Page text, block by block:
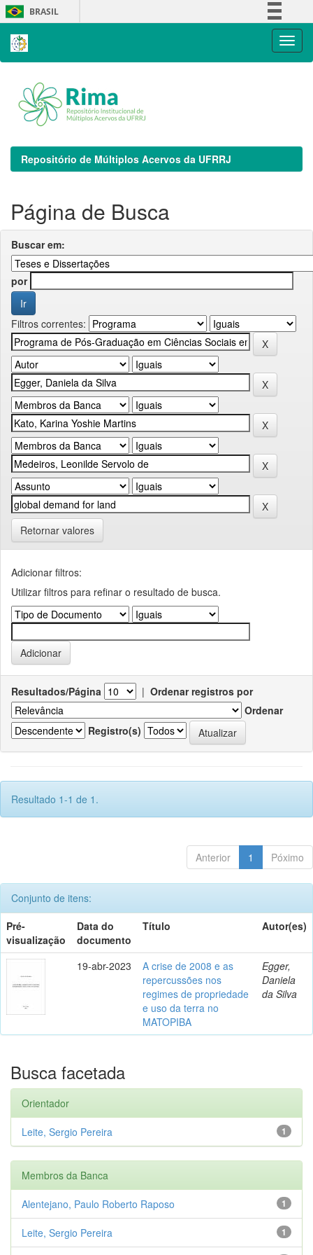
Skip
navigation
BRASIL
Repositório de Múltiplos Acervos da UFRRJ
Página de Busca
Buscar em:
por
Filtros correntes:
Retornar valores
Adicionar filtros:
Utilizar filtros para refinar o resultado de busca.
Resultados/Página | Ordenar registros por
Ordenar
Registro(s)
Resultado 1-1 de 1.
Anterior 1 Póximo
Conjunto de itens:
Pré-
visualização
Data do
documento
Título Autor(es)
19-abr-2023
A crise de 2008 e as
repercussões nos
regimes de propriedade
e uso da terra no
MATOPIBA
Egger,
Daniela
da Silva
Busca facetada
Orientador
1
Leite, Sergio Pereira
Membros da Banca
1
Alentejano, Paulo Roberto Raposo
1
Leite, Sergio Pereira